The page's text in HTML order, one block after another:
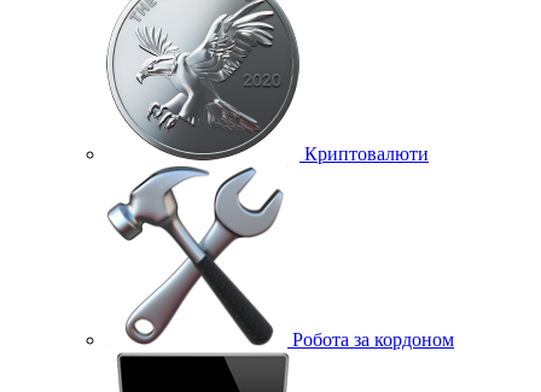
Криптовалюти
Робота за кордоном